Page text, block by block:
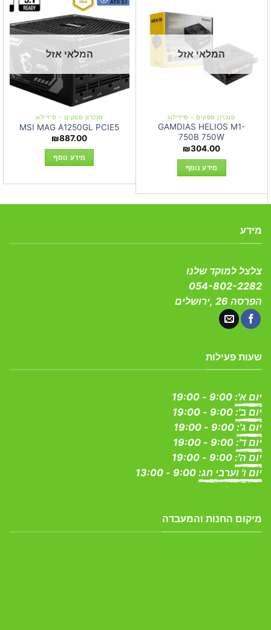
המלאי אזל
סנכרון ספקים - סידילוג
GAMDIAS HELIOS M1-
750B 750W
₪304.00
מידע נוסף
המלאי אזל
סנכרון ספקים - סידילוג
MSI MAG A1250GL PCIE5
₪887.00
מידע נוסף
מידע
צלצל למוקד שלנו
054-802-2282
הפרסה 26 ,ירושלים
שעות פעילות
יום א':
יום ב':
יום ג':
יום ד':
יום ה':
יום ו' וערבי חג:
מיקום החנות והמעבדה